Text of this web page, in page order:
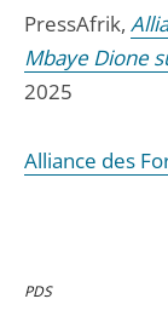
PressAfrik,
Mbaye Dione
2025
Alliance des
PDS